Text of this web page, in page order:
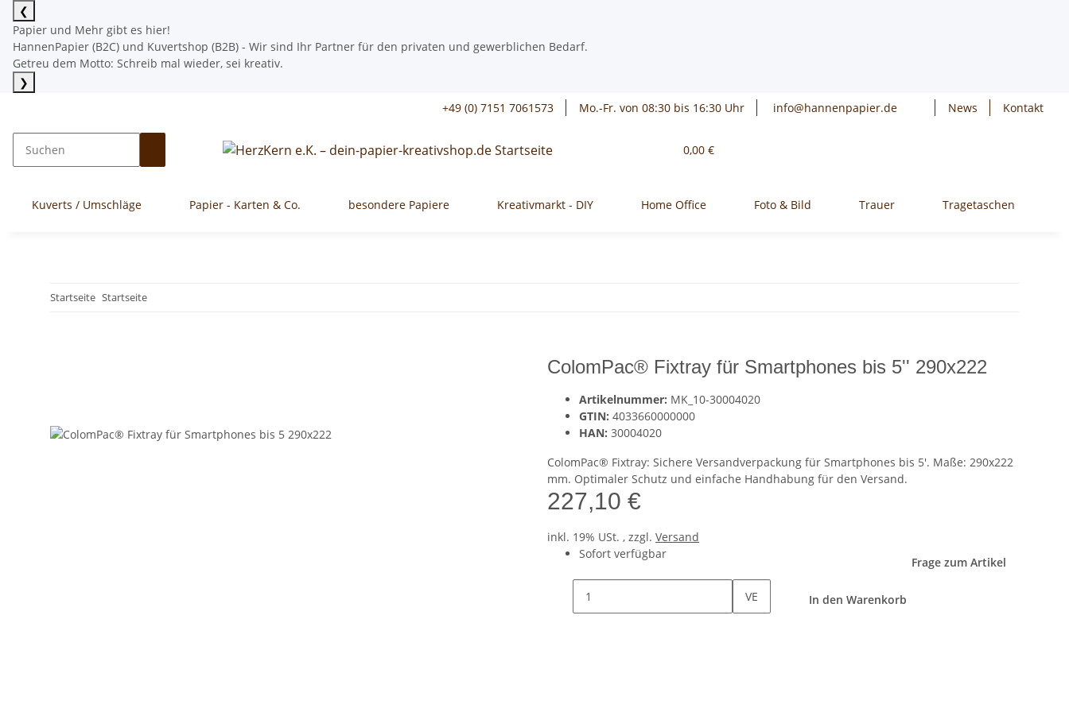
❮
Papier und Mehr gibt es hier!
HannenPapier (B2C) und Kuvertshop (B2B) - Wir sind Ihr Partner für den privaten und gewerblichen Bedarf.
Getreu dem Motto: Schreib mal wieder, sei kreativ.
❯
News
Kontakt
+49 (0) 7151 7061573 Mo.-Fr. von 08:30 bis 16:30 Uhr info@hannenpapier.de
0,00 €
Kuverts / Umschläge Papier - Karten & Co. besondere Papiere Kreativmarkt - DIY Home Office Foto & Bild Trauer Tragetaschen
Startseite Startseite
ColomPac® Fixtray für Smartphones bis 5'' 290x222
Artikelnummer: MK_10-30004020
GTIN: 4033660000000
HAN: 30004020
ColomPac® Fixtray: Sichere Versandverpackung für Smartphones bis 5'. Maße: 290x222
mm. Optimaler Schutz und einfache Handhabung für den Versand.
227,10 €
inkl. 19% USt. , zzgl. Versand
Sofort verfügbar
Frage zum Artikel
VE In den Warenkorb